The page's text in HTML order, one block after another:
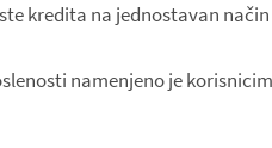
kredita na jednostavan
namenjeno je